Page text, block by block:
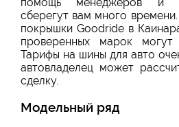
сберегут вам много
покрышки Goodride в
проверенных марок могут
Тарифы на шины для авто
автовладелец может
сделку.
Модельный ряд